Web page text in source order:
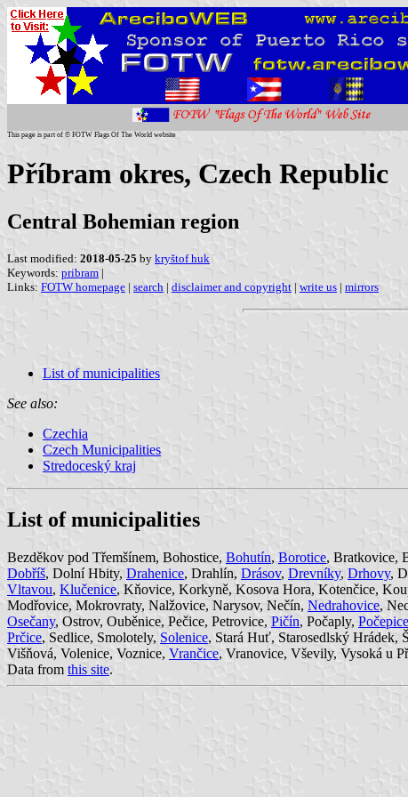
This page is part of © FOTW Flags Of The World website
Příbram okres, Czech Republic
Central Bohemian region
Last modified: 2018-05-25 by kryštof huk
Keywords: pribram |
Links: FOTW homepage | search | disclaimer and copyright | write us | mirrors
List of municipalities
See also:
Czechia
Czech Municipalities
Stredoceský kraj
List of municipalities
Bezděkov pod Třemšínem, Bohostice, Bohutín, Borotice, Bratkovice,
Dobříš, Dolní Hbity, Drahenice, Drahlín, Drásov, Drevníky, Drhovy,
Vltavou, Klučenice, Kňovice, Korkyně, Kosova Hora, Kotenčice,
Modřovice, Mokrovraty, Nalžovice, Narysov, Nečín, Nedrahovice,
Osečany, Ostrov, Ouběnice, Pečice, Petrovice, Pičín, Počaply, Počepice
Prčice, Sedlice, Smolotely, Solenice, Stará Huť, Starosedlský Hrádek,
Višňová, Volenice, Voznice, Vrančice, Vranovice, Vševily, Vysoká u
Data from this site.